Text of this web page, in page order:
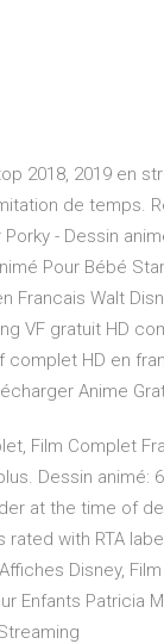
2018, 2019 en
de temps.
- Dessin
Pour Bébé
Francais Walt
VF gratuit HD
HD en
Anime
Film Complet
Dessin animé:
at the time of
with RTA
Disney,
Enfants Patricia